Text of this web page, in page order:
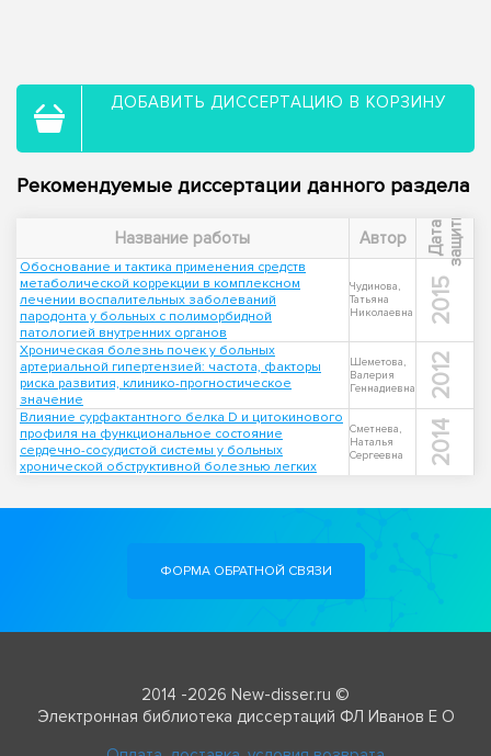
ДОБАВИТЬ ДИССЕРТАЦИЮ В КОРЗИНУ
Рекомендуемые диссертации данного раздела
Название работы Автор Д
а
т
а
з
а
щ
и
т ы
Обоснование и тактика применения средств
метаболической коррекции в комплексном
лечении воспалительных заболеваний
пародонта у больных с полиморбидной
патологией внутренних органов
Чудинова,
Татьяна
Николаевна
2015
Хроническая болезнь почек у больных
артериальной гипертензией: частота, факторы
риска развития, клинико-прогностическое
значение
Шеметова,
Валерия
Геннадиевна
2012
Влияние сурфактантного белка D и цитокинового
профиля на функциональное состояние
сердечно-сосудистой системы у больных
хронической обструктивной болезнью легких
Сметнева,
Наталья
Сергеевна
2014
ФОРМА ОБРАТНОЙ СВЯЗИ
2014 -2026 New-disser.ru ©
Электронная библиотека диссертаций ФЛ Иванов Е О